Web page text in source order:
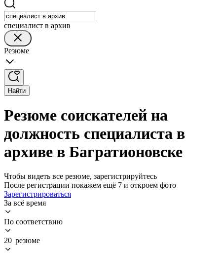
специалист в архив
Резюме
Найти
Резюме соискателей на
должность специалиста в
архиве в Багратионовске
Чтобы видеть все резюме, зарегистрируйтесь
После регистрации покажем ещё 7 и откроем фото
Зарегистрироваться
За всё время
По соответствию
20 резюме